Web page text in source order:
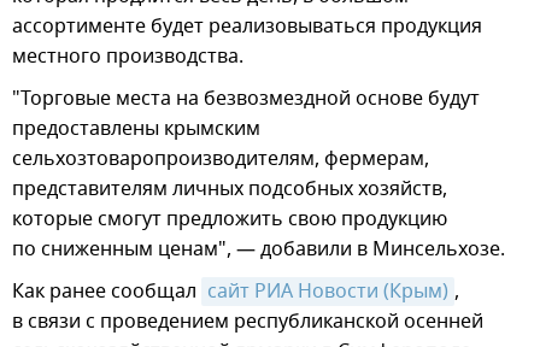
ассортименте будет реализовываться продукция
местного производства.
"Торговые места на безвозмездной основе будут
предоставлены крымским
сельхозтоваропроизводителям, фермерам,
представителям личных подсобных хозяйств,
которые смогут предложить свою продукцию
по сниженным ценам", — добавили в Минсельхозе.
Как ранее сообщал сайт РИА Новости (Крым) ,
в связи с проведением республиканской осенней